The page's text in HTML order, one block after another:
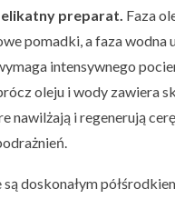
preparat. Faza
pomadki, a faza wodna
intensywnego
oleju i wody zawiera
nawilżają i regenerują
doskonałym